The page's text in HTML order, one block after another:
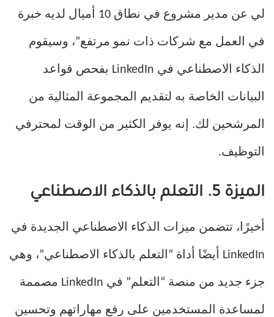
لي عن مدير مشروع في نطاق 10 أميال لديه خبرة
في العمل مع شركات ذات نمو مرتفع”، وسيقوم
الذكاء الاصطناعي في LinkedIn بفحص قواعد
البيانات الخاصة به لتقديم المجموعة المثالية من
المرشحين لك. إنه يوفر الكثير من الوقت لمحترفي
التوظيف.
الميزة 5. التعلم بالذكاء الاصطناعي
أخيرًا، تتضمن ميزات الذكاء الاصطناعي الجديدة في
LinkedIn أيضًا أداة “التعلم بالذكاء الاصطناعي”، وهي
جزء جديد من منصة “التعلم” في LinkedIn مصممة
لمساعدة المستخدمين على رفع مهاراتهم وتحسين